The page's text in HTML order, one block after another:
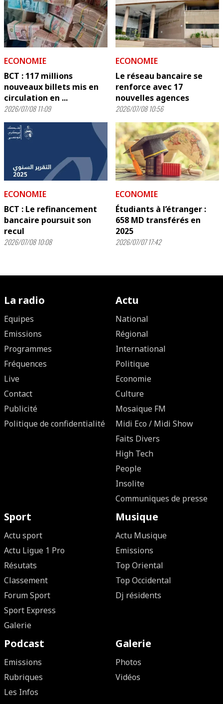
ECONOMIE
BCT : 117 millions
nouveaux billets mis en
circulation en ...
2026/07/08 11:09
ECONOMIE
Le réseau bancaire se
renforce avec 17
nouvelles agences
2026/07/08 10:56
ECONOMIE
BCT : Le refinancement
bancaire poursuit son
recul
2026/07/08 10:08
ECONOMIE
Étudiants à l’étranger :
658 MD transférés en
2025
2026/07/07 17:42
La radio
Equipes
Emissions
Programmes
Fréquences
Live
Contact
Publicité
Politique de confidentialité
Actu
National
Régional
International
Politique
Economie
Culture
Mosaique FM
Midi Eco / Midi Show
Faits Divers
High Tech
People
Insolite
Communiques de presse
Sport
Actu sport
Actu Ligue 1 Pro
Résutats
Classement
Forum Sport
Sport Express
Galerie
Musique
Actu Musique
Emissions
Top Oriental
Top Occidental
Dj résidents
Podcast
Emissions
Rubriques
Les Infos
Galerie
Photos
Vidéos